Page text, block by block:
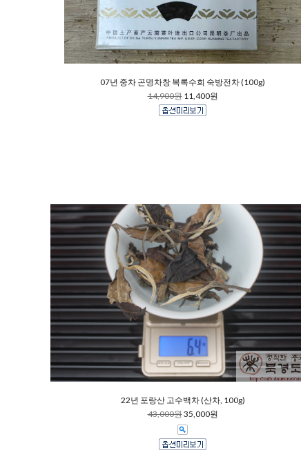
07년 중차 곤명차창 복록수희 숙방전차 (100g)
14,900원 11,400원
22년 포랑산 고수백차 (산차, 100g)
43,000원35,000원